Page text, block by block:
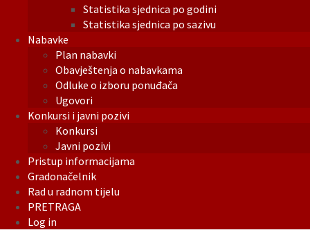
Statistika sjednica po godini
Statistika sjednica po sazivu
Nabavke
Plan nabavki
Obavještenja o nabavkama
Odluke o izboru ponuđača
Ugovori
Konkursi i javni pozivi
Konkursi
Javni pozivi
Pristup informacijama
Gradonačelnik
Rad u radnom tijelu
PRETRAGA
Log in